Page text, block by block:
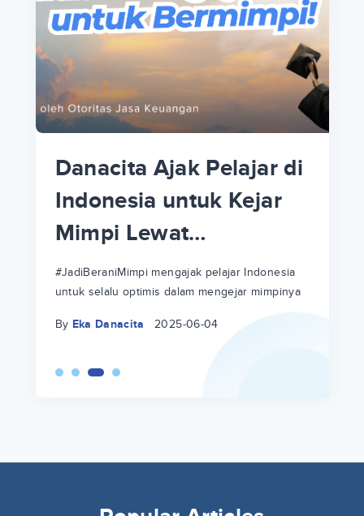
Danacita Ajak Pelajar di
Indonesia untuk Kejar
Mimpi Lewat
#JadiBeraniMimpi
#JadiBeraniMimpi mengajak pelajar Indonesia
untuk selalu optimis dalam mengejar mimpinya
By Eka Danacita 2025-06-04